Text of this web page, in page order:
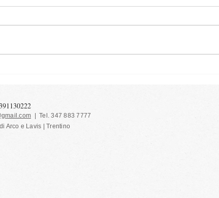
| Tel. 347 883 7777
di Arco e Lavis | Trentino